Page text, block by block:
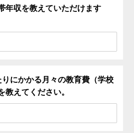
年収を教えていただけます
にかかる月々の教育費（学校
教えてください。